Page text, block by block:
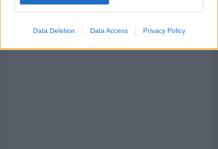
Data Deletion Data Access Privacy Policy
Meteo Olbia 6 agosto, migliora il tempo in